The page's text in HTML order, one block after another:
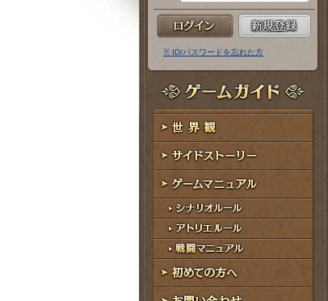
ー
ル
ア
ド
レ
ス
パ
ス
ー
ド
※ ID/パスワードを忘れた方
ゲームガイド
世界観
サイドストーリー
ゲームマニュアル
シナリオルール
アトリエルール
戦闘マニュアル
初めての方へ